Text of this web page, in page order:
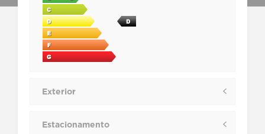
Exterior
Estacionamento